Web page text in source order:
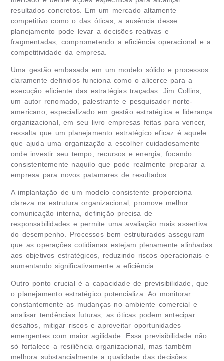
resultados concretos. Em um mercado altamente
competitivo como o das óticas, a ausência desse
planejamento pode levar a decisões reativas e
fragmentadas, comprometendo a eficiência operacional e a
competitividade da empresa.
Uma gestão embasada em um modelo sólido e processos
claramente definidos funciona como o alicerce para a
execução eficiente das estratégias traçadas. Jim Collins,
um autor renomado, palestrante e pesquisador norte-
americano, especializado em gestão estratégica e liderança
organizacional, em seu livro empresas feitas para vencer,
ressalta que um planejamento estratégico eficaz é aquele
que ajuda uma organização a escolher cuidadosamente
onde investir seu tempo, recursos e energia, focando
consistentemente naquilo que pode realmente preparar a
empresa para novos patamares de resultados.
A implantação de um modelo consistente proporciona
clareza na estrutura organizacional, promove melhor
comunicação interna, definição precisa de
responsabilidades e permite uma avaliação mais assertiva
do desempenho. Processos bem estruturados asseguram
que as operações cotidianas estejam plenamente alinhadas
aos objetivos estratégicos, reduzindo riscos operacionais e
aumentando significativamente a eficiência.
Outro ponto crucial é a capacidade de previsibilidade, que
o planejamento estratégico potencializa. Ao monitorar
constantemente as mudanças no ambiente comercial e
analisar tendências futuras, as óticas podem antecipar
desafios, mitigar riscos e aproveitar oportunidades
emergentes com maior agilidade. Essa previsibilidade não
só fortalece a resiliência organizacional, mas também
melhora substancialmente a qualidade das decisões